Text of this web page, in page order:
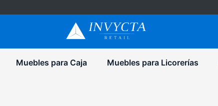
Muebles para Caja Muebles para Licorerías